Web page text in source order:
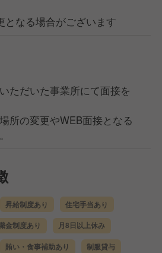
となる場合がございます
ただいた事業所にて面接を
所の変更やWEB面接となる
昇給制度あり 住宅手当あり
金制度あり 月8日以上休み
賄い・食事補助あり 制服貸与